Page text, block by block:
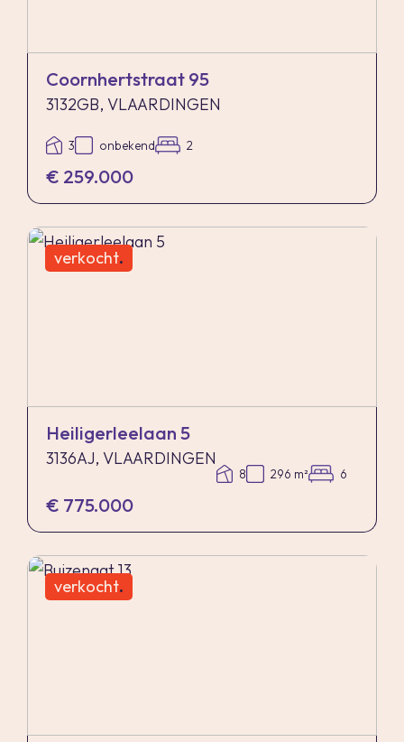
Coornhertstraat 95
3132GB, VLAARDINGEN
3 onbekend 2
€ 259.000
verkocht.
Heiligerleelaan 5
3136AJ, VLAARDINGEN
8 296 m² 6
€ 775.000
verkocht.